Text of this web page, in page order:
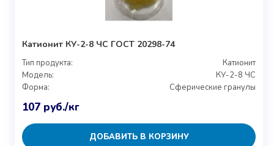
Катионит КУ-2-8 ЧС ГОСТ 20298-74
Тип продукта:
Катионит
Модель:
КУ-2-8 ЧС
Форма:
Сферические гранулы
107 руб./кг
ДОБАВИТЬ В КОРЗИНУ